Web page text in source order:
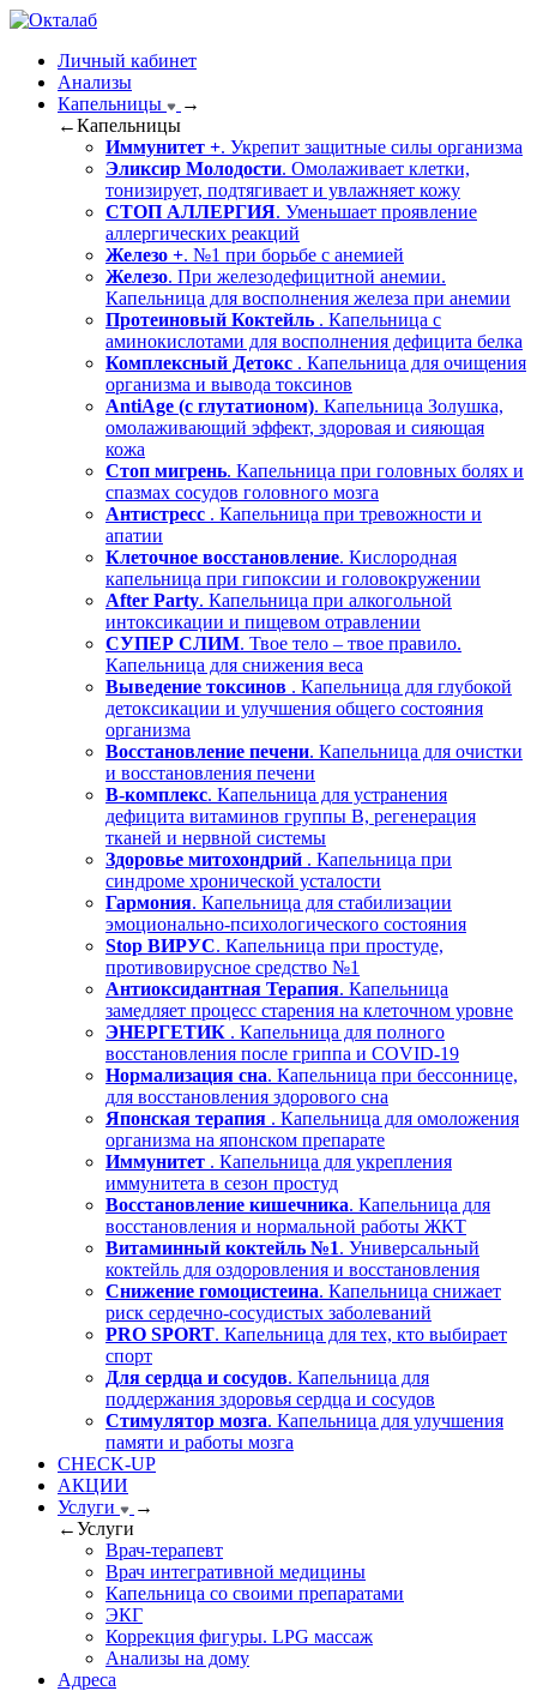
Личный кабинет
Анализы
Капельницы
→
←Капельницы
Иммунитет +. Укрепит защитные силы организма
Эликсир Молодости. Омолаживает клетки,
тонизирует, подтягивает и увлажняет кожу
СТОП АЛЛЕРГИЯ. Уменьшает проявление
аллергических реакций
Железо +. №1 при борьбе с анемией
Железо. При железодефицитной анемии.
Капельница для восполнения железа при анемии
Протеиновый Коктейль . Капельница с
аминокислотами для восполнения дефицита белка
Комплексный Детокс . Капельница для очищения
организма и вывода токсинов
AntiAge (с глутатионом). Капельница Золушка,
омолаживающий эффект, здоровая и сияющая
кожа
Стоп мигрень. Капельница при головных болях и
спазмах сосудов головного мозга
Антистресс . Капельница при тревожности и
апатии
Клеточное восстановление. Кислородная
капельница при гипоксии и головокружении
After Party. Капельница при алкогольной
интоксикации и пищевом отравлении
СУПЕР СЛИМ. Твое тело – твое правило.
Капельница для снижения веса
Выведение токсинов . Капельница для глубокой
детоксикации и улучшения общего состояния
организма
Восстановление печени. Капельница для очистки
и восстановления печени
В-комплекс. Капельница для устранения
дефицита витаминов группы В, регенерация
тканей и нервной системы
Здоровье митохондрий . Капельница при
синдроме хронической усталости
Гармония. Капельница для стабилизации
эмоционально-психологического состояния
Stop ВИРУС. Капельница при простуде,
противовирусное средство №1
Антиоксидантная Терапия. Капельница
замедляет процесс старения на клеточном уровне
ЭНЕРГЕТИК . Капельница для полного
восстановления после гриппа и COVID-19
Нормализация сна. Капельница при бессоннице,
для восстановления здорового сна
Японская терапия . Капельница для омоложения
организма на японском препарате
Иммунитет . Капельница для укрепления
иммунитета в сезон простуд
Восстановление кишечника. Капельница для
восстановления и нормальной работы ЖКТ
Витаминный коктейль №1. Универсальный
коктейль для оздоровления и восстановления
Снижение гомоцистеина. Капельница снижает
риск сердечно-сосудистых заболеваний
PRO SPORT. Капельница для тех, кто выбирает
спорт
Для сердца и сосудов. Капельница для
поддержания здоровья сердца и сосудов
Стимулятор мозга. Капельница для улучшения
памяти и работы мозга
CHECK-UP
АКЦИИ
Услуги
→
←Услуги
Врач-терапевт
Врач интегративной медицины
Капельница со своими препаратами
ЭКГ
Коррекция фигуры. LPG массаж
Анализы на дому
Адреса